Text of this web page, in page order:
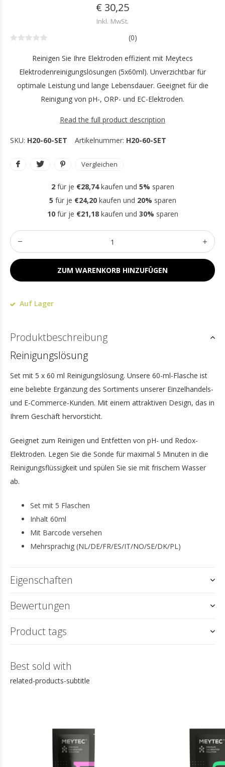
€ 30,25
Inkl. MwSt.
(0)
Reinigen Sie Ihre Elektroden effizient mit Meytecs
Elektrodenreinigungslösungen (5x60ml). Unverzichtbar für
optimale Leistung und lange Lebensdauer. Geeignet für die
Reinigung von pH-, ORP- und EC-Elektroden.
Read the full product description
SKU: H20-60-SET Artikelnummer: H20-60-SET
Vergleichen
2für je €28,74kaufen und 5% sparen
5 für je €24,20kaufen und 20% sparen
10für je €21,18kaufen und 30% sparen
ZUM WARENKORB HINZUFÜGEN
Auf Lager
Produktbeschreibung
Reinigungslösung
Set mit 5 x 60 ml Reinigungslösung. Unsere 60-ml-Flasche ist
eine beliebte Ergänzung des Sortiments unserer Einzelhandels-
und E-Commerce-Kunden. Mit einem attraktiven Design, das in
Ihrem Geschäft hervorsticht.
Geeignet zum Reinigen und Entfetten von pH- und Redox-
Elektroden. Legen Sie die Sonde für maximal 5 Minuten in die
Reinigungsflüssigkeit und spülen Sie sie mit frischem Wasser
ab.
Set mit 5 Flaschen
Inhalt 60ml
Mit Barcode versehen
Mehrsprachig (NL/DE/FR/ES/IT/NO/SE/DK/PL)
Eigenschaften
Bewertungen
Product tags
Best sold with
related-products-subtitle